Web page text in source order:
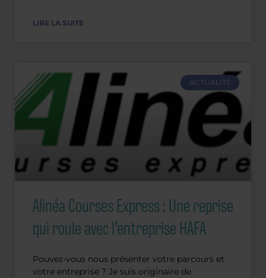
LIRE LA SUITE
ACTUALITÉ
Alinéa Courses Express : Une reprise
qui roule avec l’entreprise HAFA
Pouvez-vous nous présenter votre parcours et
votre entreprise ? Je suis originaire de